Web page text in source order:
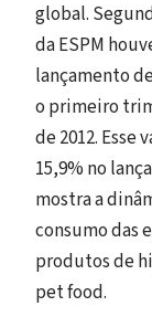
global.
da ESPM
lançamento
o primeiro
de 2012. Esse
15,9% no
mostra a
consumo das
produtos de
pet food.